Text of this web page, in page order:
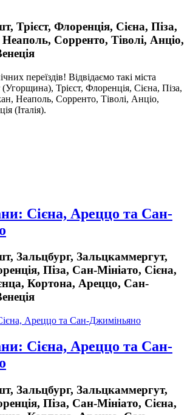
Трієст, Флоренція, Сієна, Піза,
Сорренто, Тіволі, Анціо,
переїздів! Відвідаємо такі міста
Трієст, Флоренція, Сієна, Піза,
Неаполь, Сорренто, Тіволі, Анціо,
(Італія).
Сієна, Ареццо та Сан-
Зальцбург, Зальцкаммергут,
Піза, Сан-Мініато, Сієна,
Кортона, Ареццо, Сан-
Сієна, Ареццо та Сан-
Зальцбург, Зальцкаммергут,
Піза, Сан-Мініато, Сієна,